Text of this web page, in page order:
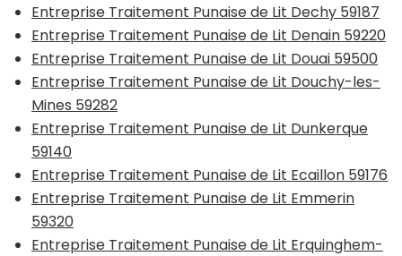
Entreprise Traitement Punaise de Lit Dechy 59187
Entreprise Traitement Punaise de Lit Denain 59220
Entreprise Traitement Punaise de Lit Douai 59500
Entreprise Traitement Punaise de Lit Douchy-les-
Mines 59282
Entreprise Traitement Punaise de Lit Dunkerque
59140
Entreprise Traitement Punaise de Lit Ecaillon 59176
Entreprise Traitement Punaise de Lit Emmerin
59320
Entreprise Traitement Punaise de Lit Erquinghem-